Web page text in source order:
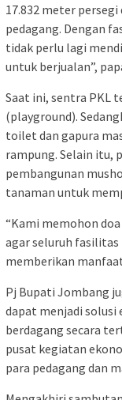
17.832 meter
pedagang. Dengan
tidak perlu lagi
untuk berjualan”,
Saat ini, sentra PKL
(playground).
toilet dan gapura
rampung. Selain itu,
pembangunan
tanaman untuk
“Kami memohon
agar seluruh fasilitas
memberikan
Pj Bupati Jombang
dapat menjadi
berdagang secara
pusat kegiatan
para pedagang dan